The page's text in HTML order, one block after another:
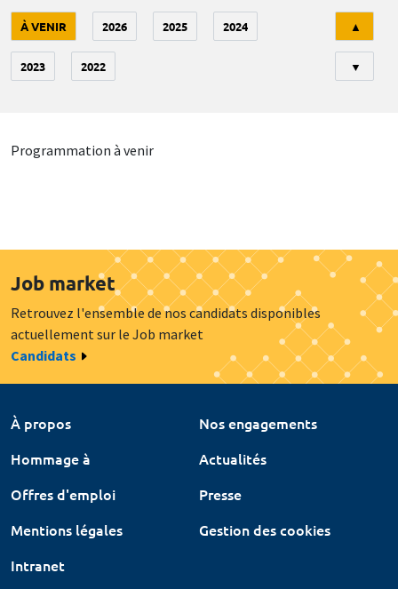
À VENIR 2026 2025 2024
2023 2022
▲
▼
Programmation à venir
Job market
Retrouvez l'ensemble de nos candidats disponibles
actuellement sur le Job market
Candidats
À propos
Nos engagements
Hommage à
Actualités
Offres d'emploi
Presse
Mentions légales
Gestion des cookies
Intranet